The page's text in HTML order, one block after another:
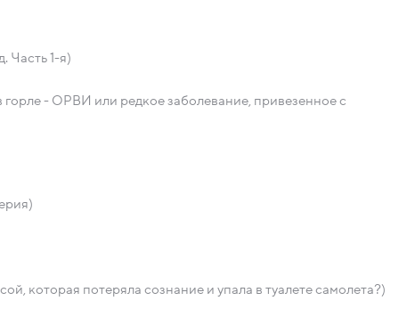
Часть 1-я)
- ОРВИ или редкое заболевание, привезенное с
которая потеряла сознание и упала в туалете самолета?)